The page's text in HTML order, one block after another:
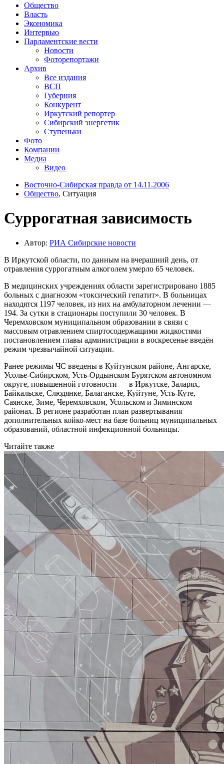
Общество
Власть
Экономика
Интервью
Парламентские вести
Новости
Фоторепортажи
Архив
Все издания
ВСП
Губерния
Конкурент
Иркутский репортер
Сибирский энергетик
Ступеньки
Фото
Компании
Медиа
Видео
Восточно-Сибирская правда от 14.11.2006
Общество, Ситуация
Суррогатная зависимость
Автор: РИА Cибирские новости
В Иркутской области, по данным на вчерашний день, от
отравления суррогатным алкоголем умерло 65 человек.
В медицинских учреждениях области зарегистрировано 1885
больных с диагнозом «токсический гепатит». В больницах
находятся 1197 человек, из них на амбулаторном лечении —
194. За сутки в стационары поступили 30 человек. В
Черемховском муниципальном образовании в связи с
массовым отравлением спиртосодержащими жидкостями
постановлением главы администрации в воскресенье введён
режим чрезвычайной ситуации.
Ранее режимы ЧС введены в Куйтунском районе, Ангарске,
Усолье-Сибирском, Усть-Ордынском Бурятском автономном
округе, повышенной готовности — в Иркутске, Заларях,
Байкальске, Слюдянке, Балаганске, Куйтуне, Усть-Куте,
Саянске, Зиме, Черемховском, Усольском и Зиминском
районах. В регионе разработан план развертывания
дополнительных койко-мест на базе больниц муниципальных
образований, областной инфекционной больницы.
Читайте также